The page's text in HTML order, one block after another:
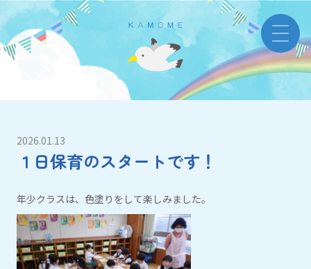
2026.01.13
１日保育のスタートです！
年少クラスは、色塗りをして楽しみました。